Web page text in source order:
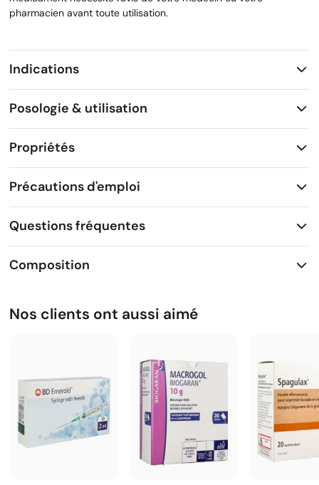
pharmacien avant toute utilisation.
Indications
Posologie & utilisation
Propriétés
Précautions d'emploi
Questions fréquentes
Composition
Nos clients ont aussi aimé